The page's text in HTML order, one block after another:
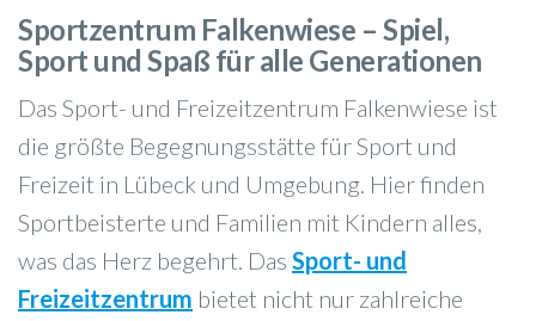
Sportzentrum Falkenwiese – Spiel,
Sport und Spaß für alle Generationen
Das Sport- und Freizeitzentrum Falkenwiese ist
die größte Begegnungsstätte für Sport und
Freizeit in Lübeck und Umgebung. Hier finden
Sportbeisterte und Familien mit Kindern alles,
was das Herz begehrt. Das Sport- und
Freizeitzentrum bietet nicht nur zahlreiche